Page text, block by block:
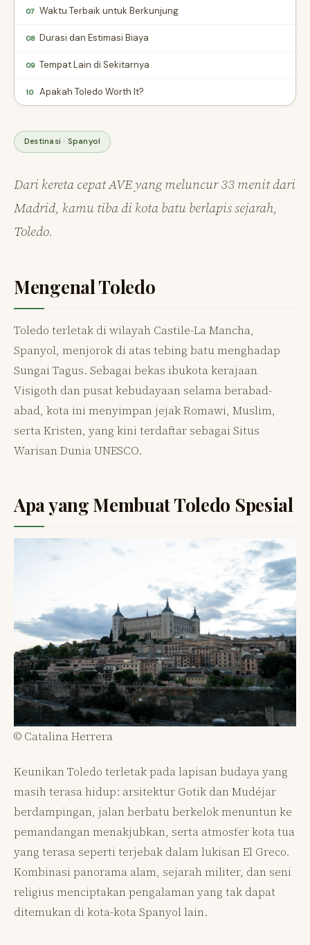
07 Waktu Terbaik untuk Berkunjung
08 Durasi dan Estimasi Biaya
09 Tempat Lain di Sekitarnya
10 Apakah Toledo Worth It?
Destinasi · Spanyol
Dari kereta cepat AVE yang meluncur 33 menit dari
Madrid, kamu tiba di kota batu berlapis sejarah,
Toledo.
Mengenal Toledo
Toledo terletak di wilayah Castile-La Mancha,
Spanyol, menjorok di atas tebing batu menghadap
Sungai Tagus. Sebagai bekas ibukota kerajaan
Visigoth dan pusat kebudayaan selama berabad-
abad, kota ini menyimpan jejak Romawi, Muslim,
serta Kristen, yang kini terdaftar sebagai Situs
Warisan Dunia UNESCO.
Apa yang Membuat Toledo Spesial
© Catalina Herrera
Keunikan Toledo terletak pada lapisan budaya yang
masih terasa hidup: arsitektur Gotik dan Mudéjar
berdampingan, jalan berbatu berkelok menuntun ke
pemandangan menakjubkan, serta atmosfer kota tua
yang terasa seperti terjebak dalam lukisan El Greco.
Kombinasi panorama alam, sejarah militer, dan seni
religius menciptakan pengalaman yang tak dapat
ditemukan di kota-kota Spanyol lain.